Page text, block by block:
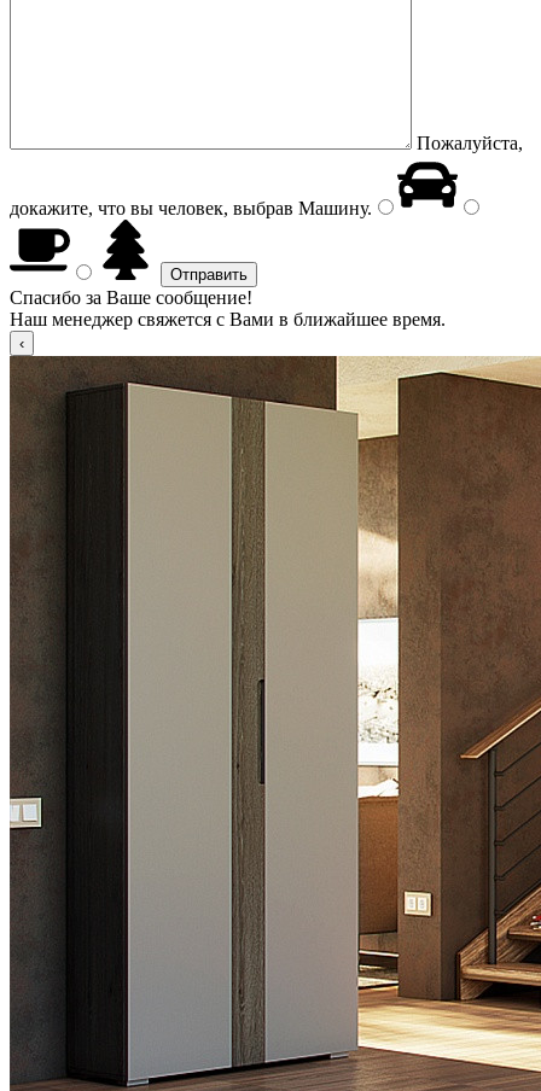
Пожалуйста,
докажите, что вы человек, выбрав Машину.
Спасибо за Ваше сообщение!
Наш менеджер свяжется с Вами в ближайшее время.